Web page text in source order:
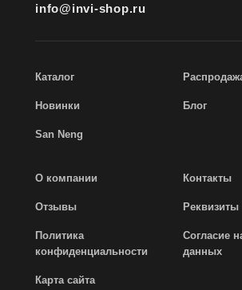
info@invi-shop.ru
Каталог
Новинки Блог
San Neng
О компании Контакты
Отзывы Реквизиты
Политика
конфиденциальности
Согласие
данных
Карта сайта